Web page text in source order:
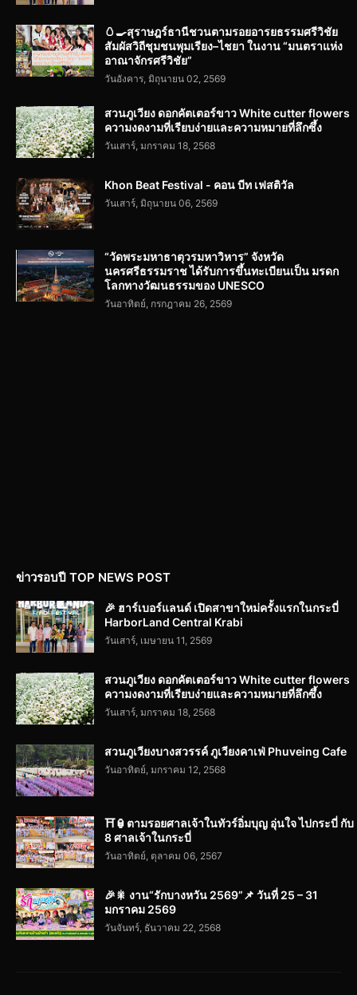
🥚🍳สุราษฎร์ธานีชวนตามรอยอารยธรรมศรีวิชัย
สัมผัสวิถีชุมชนพุมเรียง–ไชยา ในงาน “มนตราแห่ง
อาณาจักรศรีวิชัย”
วันอังคาร, มิถุนายน 02, 2569
สวนภูเวียง ดอกคัตเตอร์ขาว White cutter flowers
ความงดงามที่เรียบง่ายและความหมายที่ลึกซึ้ง
วันเสาร์, มกราคม 18, 2568
Khon Beat Festival - คอน บีท เฟสติวัล
วันเสาร์, มิถุนายน 06, 2569
“วัดพระมหาธาตุวรมหาวิหาร” จังหวัด
นครศรีธรรมราช ได้รับการขึ้นทะเบียนเป็น มรดก
โลกทางวัฒนธรรมของ UNESCO
วันอาทิตย์, กรกฎาคม 26, 2569
ข่าวรอบปี TOP NEWS POST
🎉 ฮาร์เบอร์แลนด์ เปิดสาขาใหม่ครั้งแรกในกระบี่
HarborLand Central Krabi
วันเสาร์, เมษายน 11, 2569
สวนภูเวียง ดอกคัตเตอร์ขาว White cutter flowers
ความงดงามที่เรียบง่ายและความหมายที่ลึกซึ้ง
วันเสาร์, มกราคม 18, 2568
สวนภูเวียงบางสวรรค์ ภูเวียงคาเฟ่ Phuveing Cafe
วันอาทิตย์, มกราคม 12, 2568
⛩️🏮ตามรอยศาลเจ้าในทัวร์อิ่มบุญ อุ่นใจ ไปกระบี่ กับ
8 ศาลเจ้าในกระบี่
วันอาทิตย์, ตุลาคม 06, 2567
🎉🎇 งาน“รักบางหวัน 2569”📌 วันที่ 25 – 31
มกราคม 2569
วันจันทร์, ธันวาคม 22, 2568